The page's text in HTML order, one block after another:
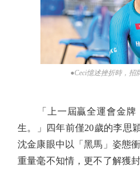
●Ceci憶述挫折時，招
「上一屆贏全運會金牌
生。」四年前僅20歲的李思
沈金康眼中以「黑馬」姿態
重量毫不知情，更不了解獲